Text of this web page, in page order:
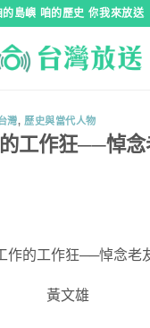
的島嶼 咱的歷史 你我來放送
灣, 歷史與當代人物
工作狂──悼念
作的工作狂──悼念老
黃文雄